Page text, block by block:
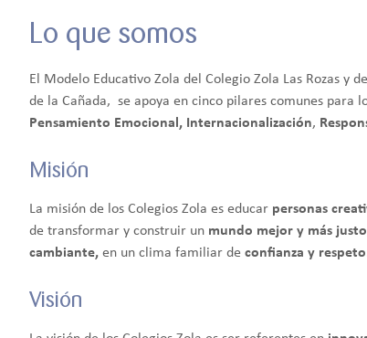
Lo que somos
El Modelo Educativo Zola del Colegio Zola Las Rozas y
de la Cañada, se apoya en cinco pilares comunes para
Pensamiento Emocional, Internacionalización,
Misión
La misión de los Colegios Zola es educar personas
de transformar y construir un mundo mejor y más justo
cambiante, en un clima familiar de confianza y respeto
Visión